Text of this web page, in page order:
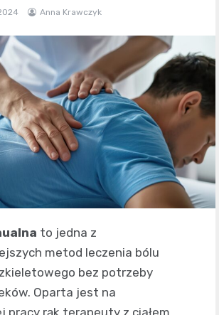
Anna Krawczyk
to jedna z
metod leczenia bólu
bez potrzeby
Oparta jest na
pracy rąk terapeuty z ciałem